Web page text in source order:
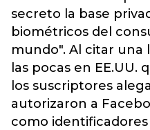
secreto la base
biométricos del
mundo". Al citar una
las pocas en
los suscriptores
autorizaron a
como